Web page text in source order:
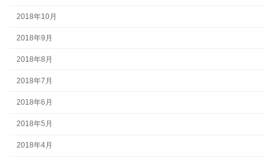
2018年10月
2018年9月
2018年8月
2018年7月
2018年6月
2018年5月
2018年4月